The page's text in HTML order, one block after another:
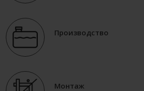
Производство
Монтаж